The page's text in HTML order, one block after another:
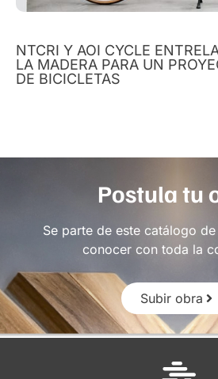
NTCRI Y AOI CYCLE
LA MADERA PARA UN
DE BICICLETAS
Postula tu
Se parte de este catálogo
conocer con toda la
Subir obra